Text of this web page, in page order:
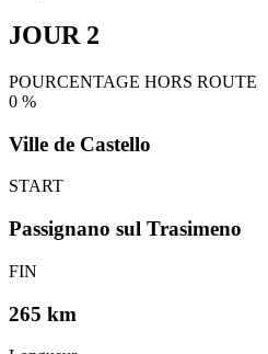
JOUR 2
POURCENTAGE HORS ROUTE
0 %
Ville de Castello
START
Passignano sul Trasimeno
FIN
265 km